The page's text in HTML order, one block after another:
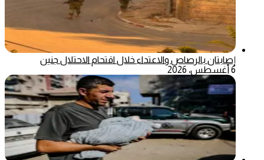
إصابتان بالرصاص والاعتداء خلال اقتحام الاحتلال جنين
6 أغسطس، 2026